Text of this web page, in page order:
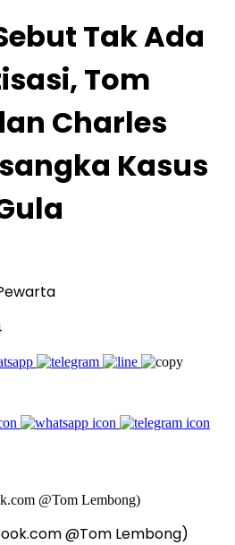
Tak Ada
Tom
Charles
Kasus
@Tom Lembong)